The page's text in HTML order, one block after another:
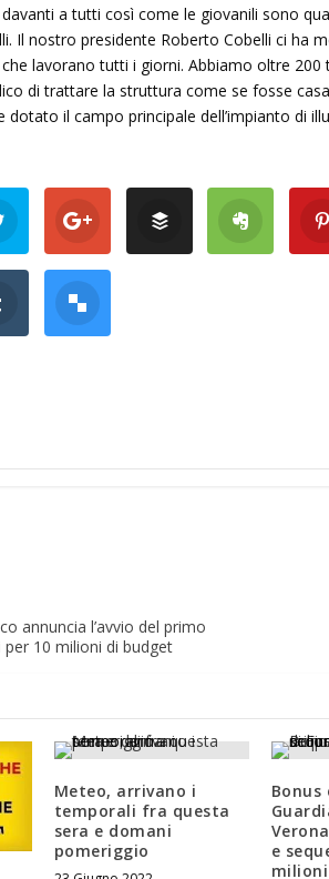
a tutti così come le giovanili sono
Il nostro presidente Roberto Cobelli ci ha
lavorano tutti i giorni. Abbiamo oltre
di trattare la struttura come se fosse
dotato il campo principale dell’impianto di
annuncia l’avvio del primo
10 milioni di budget
Meteo, arrivano i
temporali fra questa
sera e domani
pomeriggio
Bonus
e